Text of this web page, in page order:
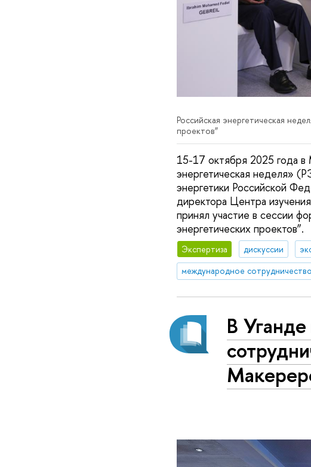
Российская энергетическая
проектов”
15-17 октября 2025 года
энергетическая неделя»
энергетики Российской
директора Центра
принял участие в сессии
энергетических проектов”.
Экспертиза дискуссии
международное сотрудничество
В